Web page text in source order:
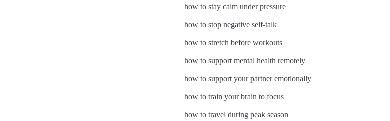
how to stay calm under pressure
how to stop negative self-talk
how to stretch before workouts
how to support mental health remotely
how to support your partner emotionally
how to train your brain to focus
how to travel during peak season